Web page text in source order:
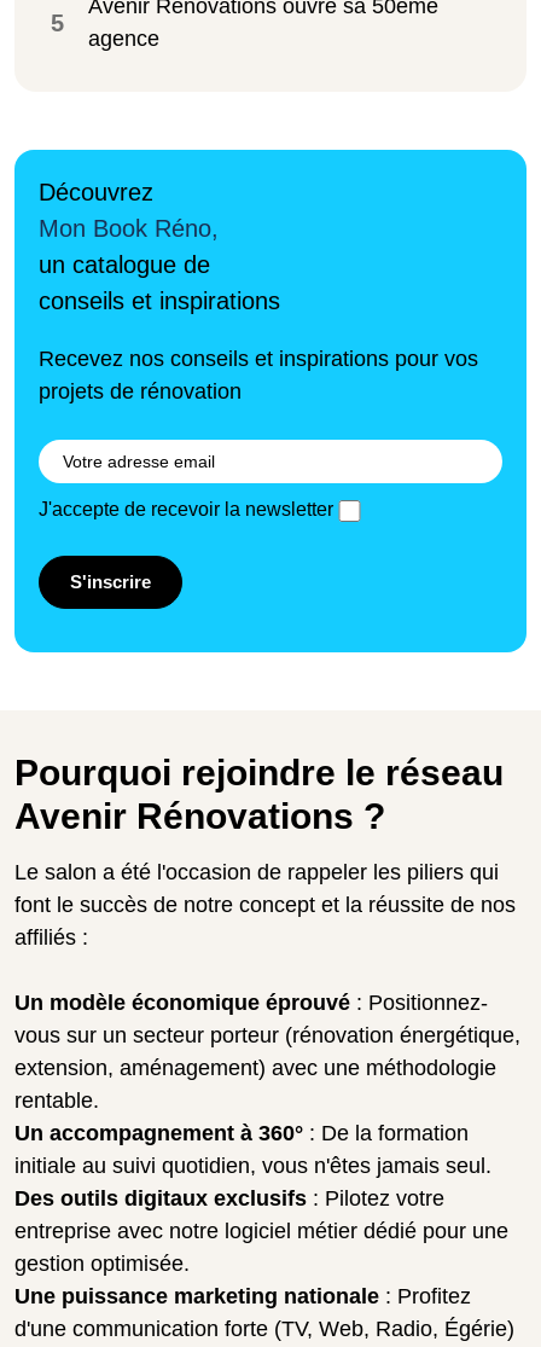
5
Avenir Rénovations ouvre sa 50ème
agence
Découvrez
Mon Book Réno,
un catalogue de
conseils et inspirations
Recevez nos conseils et inspirations pour vos
projets de rénovation
J'accepte de recevoir la newsletter
S'inscrire
Pourquoi rejoindre le réseau
Avenir Rénovations ?
Le salon a été l'occasion de rappeler les piliers qui
font le succès de notre concept et la réussite de nos
affiliés :
Un modèle économique éprouvé : Positionnez-
vous sur un secteur porteur (rénovation énergétique,
extension, aménagement) avec une méthodologie
rentable.
Un accompagnement à 360° : De la formation
initiale au suivi quotidien, vous n'êtes jamais seul.
Des outils digitaux exclusifs : Pilotez votre
entreprise avec notre logiciel métier dédié pour une
gestion optimisée.
Une puissance marketing nationale : Profitez
d'une communication forte (TV, Web, Radio, Égérie)